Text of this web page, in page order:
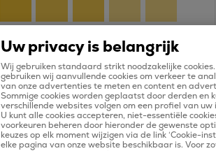
Uw privacy is belangrijk
Wij gebruiken standaard strikt noodzakelijke
gebruiken wij aanvullende cookies om verkeer te
van onze advertenties te meten en content en
Sommige cookies worden geplaatst door derden en
verschillende websites volgen om een profiel van uw
U kunt alle cookies accepteren, niet-essentiële
voorkeuren beheren door hieronder de gewenste
keuzes op elk moment wijzigen via de link ‘Cookie-
elke pagina van onze website beschikbaar is. Voor